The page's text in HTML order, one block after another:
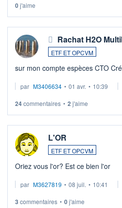
0j'aime
Rachat H2O
ETF ET OPCVM
sur mon compte espèces CTO
par M3406634 • 01 avr. • 10:39
24commentaires • 2 j'aime
L'OR
ETF ET OPCVM
Oriez vous l'or? Est ce bien l'or
par M3627819 • 08 juil. • 10:41
3 commentaires • 0j'aime